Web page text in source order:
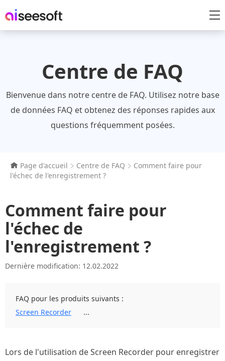
Centre de FAQ
Bienvenue dans notre centre de FAQ. Utilisez notre base
de données FAQ et obtenez des réponses rapides aux
questions fréquemment posées.
Page d'accueil Centre de FAQ
Comment faire pour
l'échec de l'enregistrement ?
Comment faire pour
l'échec de
l'enregistrement ?
Dernière modification: 12.02.2022
FAQ pour les produits suivants :
Screen Recorder
...
Lors de l'utilisation de Screen Recorder pour enregistrer